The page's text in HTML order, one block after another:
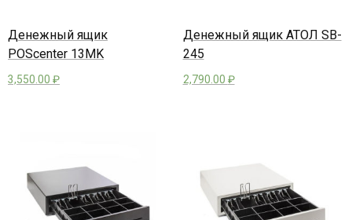
Денежный ящик
POScenter 13MK
3,550.00 ₽
Денежный ящик АТОЛ SB-
245
2,790.00 ₽